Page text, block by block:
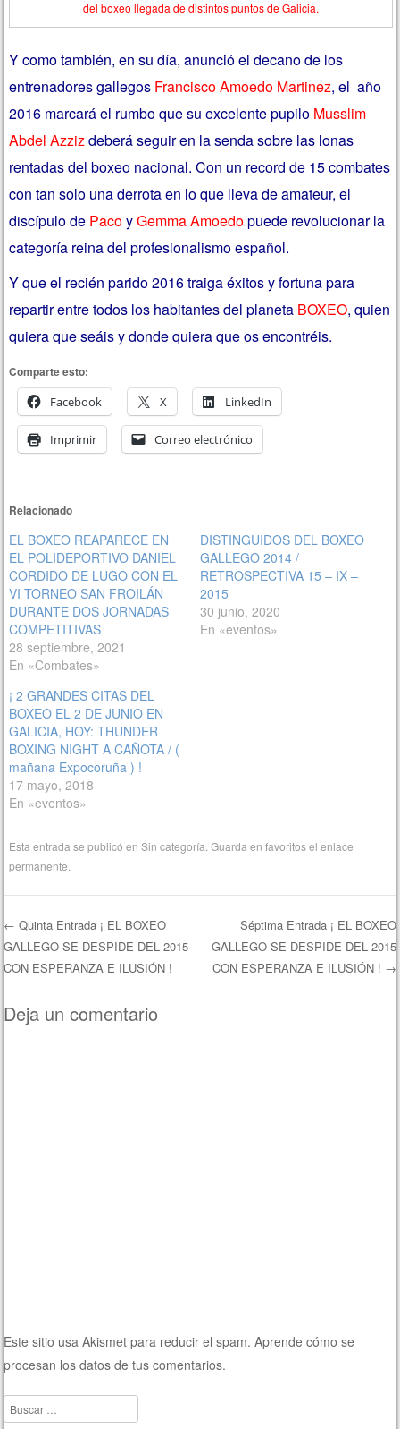
del boxeo llegada de distintos puntos de Galicia.
Y como también, en su día, anunció el decano de los
entrenadores gallegos Francisco Amoedo Martinez, el año
2016 marcará el rumbo que su excelente pupilo Musslim
Abdel Azzizdeberá seguir en la senda sobre las lonas
rentadas del boxeo nacional. Con un record de 15 combates
con tan solo una derrota en lo que lleva de amateur, el
discípulo de PacoyGemma Amoedopuede revolucionar la
categoría reina del profesionalismo español.
Y que el recién parido 2016 traiga éxitos y fortuna para
repartir entre todos los habitantes del planeta BOXEO, quien
quiera que seáis y donde quiera que os encontréis.
Comparte esto:
Facebook
X LinkedIn
Imprimir Correo electrónico
Relacionado
EL BOXEO REAPARECE EN
EL POLIDEPORTIVO DANIEL
CORDIDO DE LUGO CON EL
VI TORNEO SAN FROILÁN
DURANTE DOS JORNADAS
COMPETITIVAS
28 septiembre, 2021
En «Combates»
DISTINGUIDOS DEL BOXEO
GALLEGO 2014 /
RETROSPECTIVA 15 – IX –
2015
30 junio, 2020
En «eventos»
¡ 2 GRANDES CITAS DEL
BOXEO EL 2 DE JUNIO EN
GALICIA, HOY: THUNDER
BOXING NIGHT A CAÑOTA / (
mañana Expocoruña ) !
17 mayo, 2018
En «eventos»
Esta entrada se publicó enSin categoría . Guarda en favoritos elenlace
permanente
Navegación de entradas
← Quinta Entrada ¡ EL BOXEO
GALLEGO SE DESPIDE DEL 2015
CON ESPERANZA E ILUSIÓN !
Séptima Entrada ¡ EL BOXEO
GALLEGO SE DESPIDE DEL 2015
CON ESPERANZA E ILUSIÓN ! →
Deja un comentario
Este sitio usa Akismet para reducir el spam.Aprende cómo se
procesan los datos de tus comentarios.
Buscar